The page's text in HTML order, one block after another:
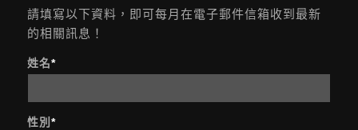
請填寫以下資料，即可每月在電子郵件信箱收到最新
的相關訊息！
姓名*
性別 *